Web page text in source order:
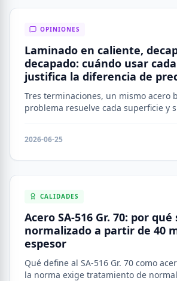
OPINIONES
Laminado en caliente,
decapado: cuándo usar
justifica la diferencia de
Tres terminaciones, un mismo acero
problema resuelve cada superficie y
2026-06-25
CALIDADES
Acero SA-516 Gr. 70: por qué
normalizado a partir de 40
espesor
Qué define al SA-516 Gr. 70 como
la norma exige tratamiento de